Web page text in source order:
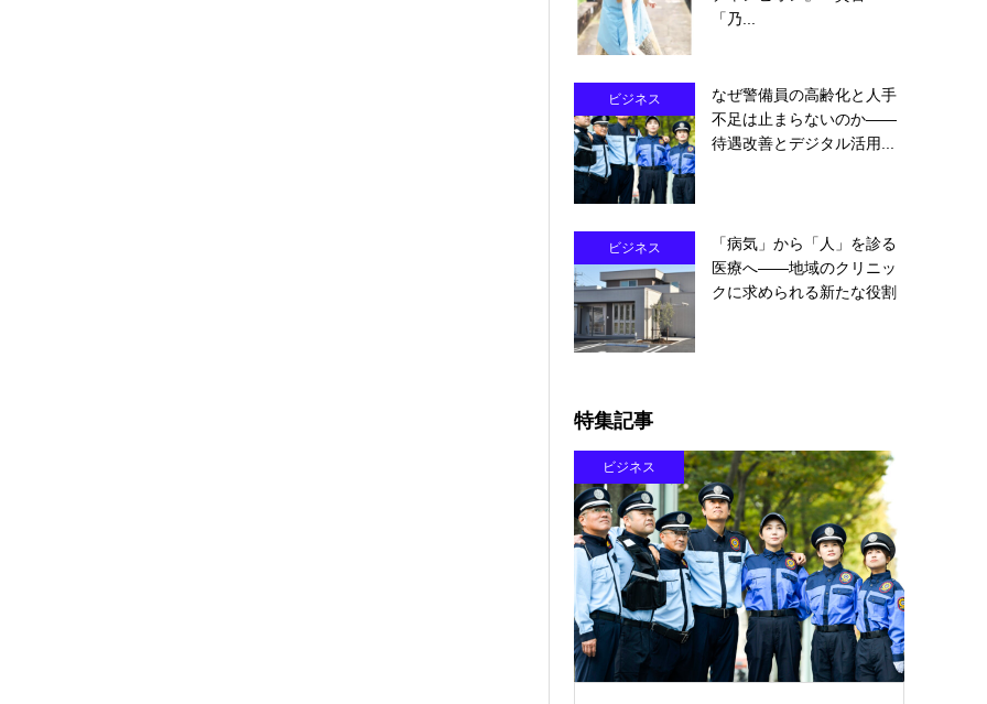
「乃...
ビジネス
なぜ警備員の高齢化と人手
不足は止まらないのか――
待遇改善とデジタル活用...
ビジネス
「病気」から「人」を診る
医療へ――地域のクリニッ
クに求められる新たな役割
特集記事
ビジネス